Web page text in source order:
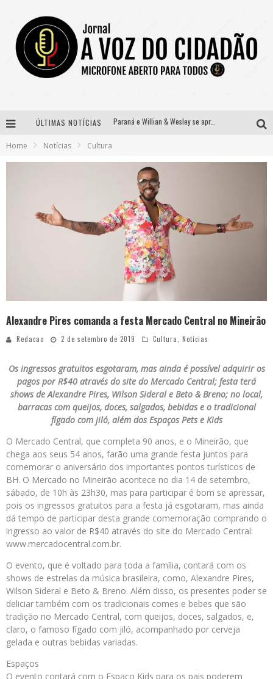
ÚLTIMAS NOTÍCIAS
Banda Mole de BH anuncia Kayete como madrinha do bloco
Home Notícias Cultura
Alexandre Pires comanda a festa Mercado Central no Mineirão
Redacao 2 de setembro de 2019 Cultura, Notícias
Os ingressos gratuitos esgotaram, mas ainda é possível adquirir os
pagos por R$40 através do site do Mercado Central; festa terá
shows de Alexandre Pires, Wilson Sideral e Beto & Breno; no local,
barracas com queijos, doces, salgados, bebidas e o tradicional
fígado com jiló, além dos Espaços Pets e Kids
O Mercado Central, que completa 90 anos, e o Mineirão, que
chega aos seus 54 anos, farão uma grande festa juntos para
comemorar o aniversário dos importantes pontos turísticos de
BH. O Mercado no Mineirão acontece no dia 14 de setembro,
sábado, de 10h às 23h30, mas para participar é bom se apressar,
pois os ingressos gratuitos para a festa já esgotaram, mas ainda
dá tempo de participar desta grande comemoração comprando o
ingresso ao valor de R$40 através do site do Mercado Central:
www.mercadocentral.com.br.
O evento, que é voltado para toda a família, contará com os
shows de estrelas da música brasileira, como, Alexandre Pires,
Wilson Sideral e Beto & Breno. Além disso, os presentes poder se
deliciar também com os tradicionais comes e bebes que são
tradição no Mercado Central, com queijos, doces, salgados, e,
claro, o famoso fígado com jiló, acompanhado por cerveja
gelada e outras bebidas variadas.
Espaços
O evento contará com o Espaço Kids para os pais poderem